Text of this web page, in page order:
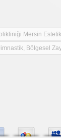
Mersin
Bölgesel